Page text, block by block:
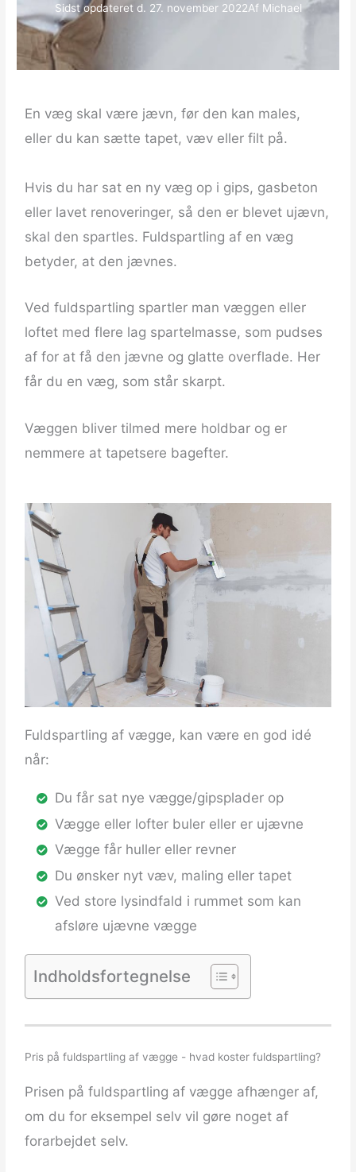
Sidst opdateret d. 27. november 2022Af Michael
En væg skal være jævn, før den kan males,
eller du kan sætte tapet, væv eller filt på.
Hvis du har sat en ny væg op i gips, gasbeton
eller lavet renoveringer, så den er blevet ujævn,
skal den spartles. Fuldspartling af en væg
betyder, at den jævnes.
Ved fuldspartling spartler man væggen eller
loftet med flere lag spartelmasse, som pudses
af for at få den jævne og glatte overflade. Her
får du en væg, som står skarpt.
Væggen bliver tilmed mere holdbar og er
nemmere at tapetsere bagefter.
Fuldspartling af vægge, kan være en god idé
når:
Du får sat nye vægge/gipsplader op
Vægge eller lofter buler eller er ujævne
Vægge får huller eller revner
Du ønsker nyt væv, maling eller tapet
Ved store lysindfald i rummet som kan
afsløre ujævne vægge
Indholdsfortegnelse
Pris på fuldspartling af vægge - hvad koster fuldspartling?
Prisen på fuldspartling af vægge afhænger af,
om du for eksempel selv vil gøre noget af
forarbejdet selv.